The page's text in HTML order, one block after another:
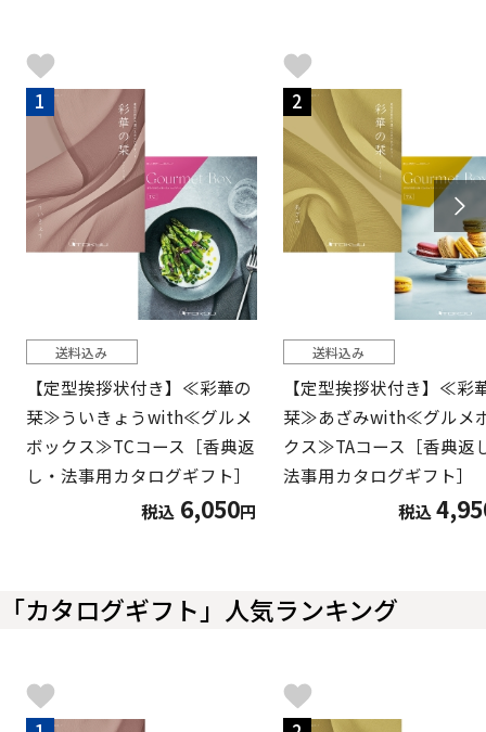
1
送料込み
【定型挨拶状付き】≪彩華の
栞≫ういきょうwith≪グルメ
ボックス≫TCコース［香典返
し・法事用カタログギフト］
税込 6,050円
2
送料込み
【定型挨拶状付き】≪彩
栞≫あざみwith≪グルメ
クス≫TAコース［香典返
法事用カタログギフト］
税込
「カタログギフト」人気ランキング